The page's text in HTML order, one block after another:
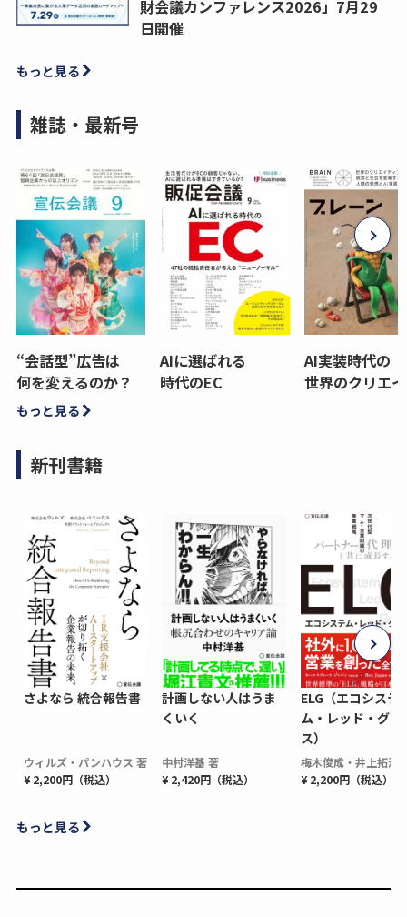
財会議カンファレンス2026」7月29
日開催
もっと見る
雑誌・最新号
“会話型”広告は
何を変えるのか？
AIに選ばれる
時代のEC
AI実装時代の
世界のクリエ
もっと見る
新刊書籍
さよなら 統合報告書
ウィルズ・パンハウス 著
¥ 2,200円（税込）
計画しない人はうま
くいく
中村洋基 著
¥ 2,420円（税込）
ELG（エコシステ
ム・レッド・グロ
ス）
梅木俊成・井上拓海
¥ 2,200円（税込）
もっと見る